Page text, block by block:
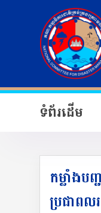
ទំព័រដើម
កម្លាំងប
ប្រជាពល